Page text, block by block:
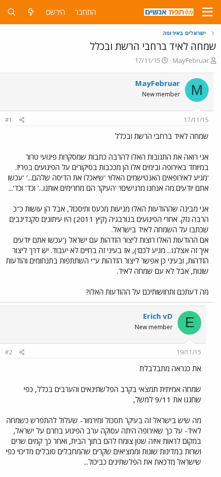
התחבר הירשם
ישראלים באירופה
שמחה לאיד ברחבי הרשת ובכלל
פ
ח
ה
ו
ש
MayFebruar
פ
ס
ם
ת
י
17/11/15
M
MayFebruar
New member
17/11/15
#1
שמחה לאיד ברחבי הרשת ובכלל
אני רואה את התגובות האלו להרבה כתבות שמסקרות פיגועי טרור
במיוחד באירופה ובימים אלו הן מככבות בסיקורים על הפיגועים בפריז.
'מגיע לאירופאים האנטישמים האלו!' 'שיאכלו את הדיסה שלהם...' 'עכשו
אתם יודעים מה אנחנו מרגישים!' 'העיקר הם מחרימים אותנו...' וכד' וכד'...
אני מבינה שההודעות האלו מגיעות מכעס ותיסכול, אבל הן עושות כ"כ
הרבה נזק. אחרי הפיגועים בנורבגיה (קיץ 2011) היו עיתונים סקנדינבים
שכתבו על השמחה לאיד בישראל.
אם ההודעות האלו רוצות ליצור הזדהות עם ישראל ('עכשו אתם יודעים
איך זה אצלנו... מגיע לכם'), אז בעיני זה בחיים לא יעבוד. יש דרך ליצור
הזדהות, ובעיני כן אפשר ליצור הזדהות ע"י השתתפות בתנחומים והודעות
שונות, אבל לא עם שמחה לאיד.
מה דעתכם ותחושותיכם על ההודעות האלו?
E
Erich vD
New member
19/11/15
#2
את כנראה מתבלבלת
שמחה אמיתית תמצאי בקרב הפלשתינאים והערבים בכלל, כפי
שחגגו את 9/11 למשל,
מה שיש בישראל זה בעיקר תסכול ומירמור- שעלול להתפרש כשמחה
לאיד- על כך שאירופה היתה עסוקה ערב הפיגוע בחרם על ישראל,
במקום לראות איזה שטן צומח להם בתוך הבית, ואחר כך קמים שרים
ושרות במדינות שונות וממציאים שקרים שהמחבלים סובלים מדיכוי כפי
שישראל מדכאת את הפלשתינים כביכול...